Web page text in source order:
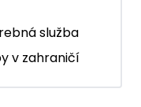
služba
v zahraničí